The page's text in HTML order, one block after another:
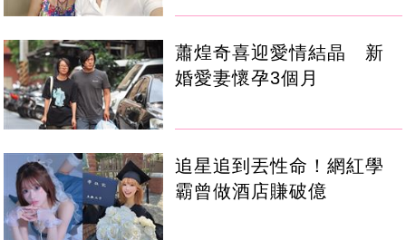
蕭煌奇喜迎愛情結晶 新
婚愛妻懷孕3個月
追星追到丟性命！網紅學
霸曾做酒店賺破億